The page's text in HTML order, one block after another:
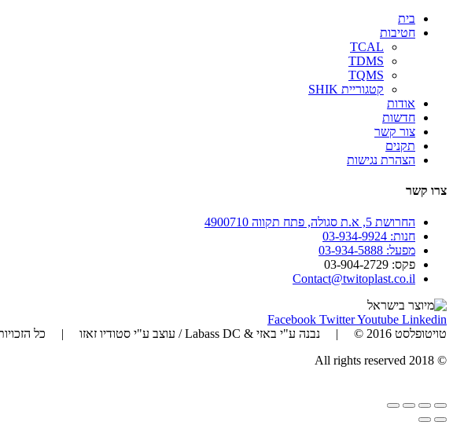
בית
חטיבות
TCAL
TDMS
TQMS
קטגוריית SHIK
אודות
חדשות
צור קשר
תקנים
הצהרת נגישות
צרו קשר
החרושת 5, א.ת סגולה, פתח תקווה 4900710
חנות: 03-934-9924
מפעל: 03-934-5888
פקס: 03-904-2729
Contact@twitoplast.co.il
Facebook TwitterYoutube Linkedin
טויטופלסט 2016 © | נבנה ע"י באזי & Labass DC / עוצב ע"י סטודיו זאזו | כל הזכויות שמורות
© 2018 All rights reserved